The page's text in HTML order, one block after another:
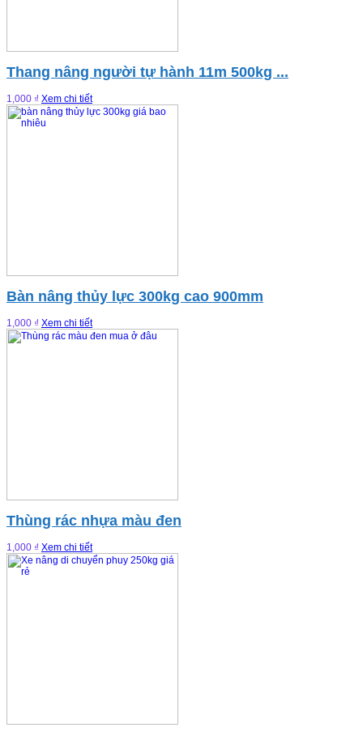
Thang nâng người tự hành 11m 500kg ...
1,000 ₫ Xem chi tiết
Bàn nâng thủy lực 300kg cao 900mm
1,000 ₫ Xem chi tiết
Thùng rác nhựa màu đen
1,000 ₫ Xem chi tiết